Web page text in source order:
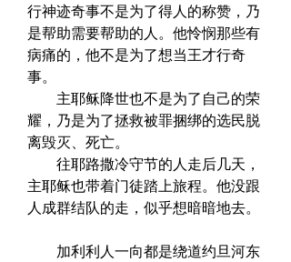
行神迹奇事不是为了得人的称赞，乃
是帮助需要帮助的人。他怜悯那些有
病痛的，他不是为了想当王才行奇
事。
主耶稣降世也不是为了自己的荣
耀，乃是为了拯救被罪捆绑的选民脱
离毁灭、死亡。
往耶路撒冷守节的人走后几天，
主耶稣也带着门徒踏上旅程。他没跟
人成群结队的走，似乎想暗暗地去。
加利利人一向都是绕道约旦河东